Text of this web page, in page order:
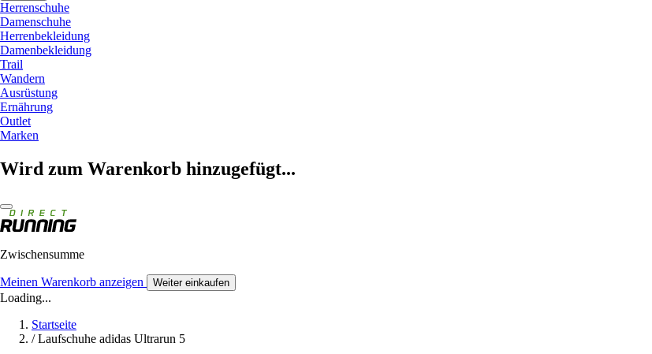
Herrenschuhe
Damenschuhe
Herrenbekleidung
Damenbekleidung
Trail
Wandern
Ausrüstung
Ernährung
Outlet
Marken
Wird zum Warenkorb hinzugefügt...
Zwischensumme
Meinen Warenkorb anzeigen Weiter einkaufen
Loading...
Startseite
/ Laufschuhe adidas Ultrarun 5